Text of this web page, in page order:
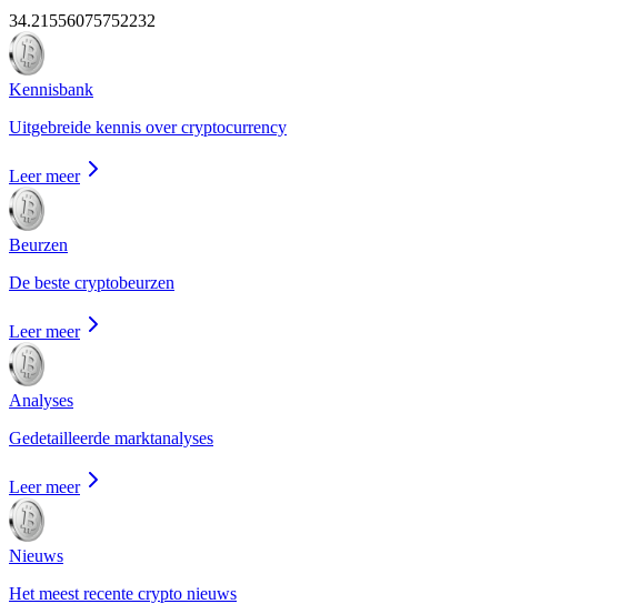
34.21556075752232
Kennisbank
Uitgebreide kennis over cryptocurrency
Leer meer
Beurzen
De beste cryptobeurzen
Leer meer
Analyses
Gedetailleerde marktanalyses
Leer meer
Nieuws
Het meest recente crypto nieuws